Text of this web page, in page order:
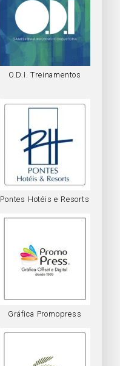
O.D.I. Treinamentos
Pontes Hotéis e Resorts
Gráfica Promopress